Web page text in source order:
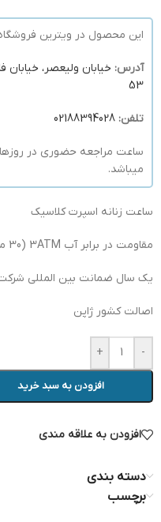
این محصول در ویترین
آدرس: خیابان ولیعصر،
53
تلفن: 02188394028
میباشد.
ساعت زنانه اسپرت کلاسیک
مقاومت در برابر آب 3ATM (30 متر)
یک سال ضمانت بین المللی
اصالت کشور ژاپن
-
+
افزودن به سبد خرید
افزودن به علاقه مندی
دسته بندی
برچسب